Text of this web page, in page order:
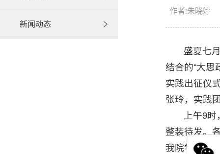
新闻动态
作者:朱晓婷
盛夏七
结合的“大思
实践出征仪
张玲，实践
上午9
整装待发。
我院学子深